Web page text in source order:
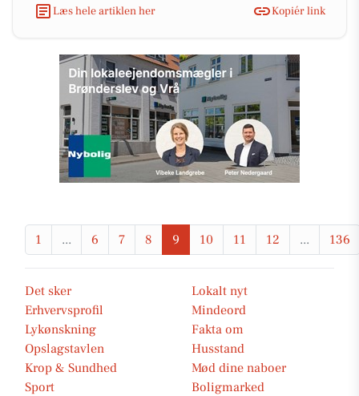
Læs hele artiklen her Kopiér link
1 ... 6 7 8 9 10 11 12 ... 136
Det sker
Lokalt nyt
Erhvervsprofil
Mindeord
Lykønskning
Fakta om
Opslagstavlen
Husstand
Krop & Sundhed
Mød dine naboer
Sport
Boligmarked